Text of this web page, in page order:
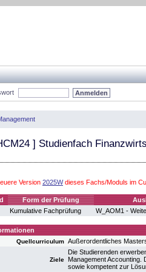
] Studienfach
Version 2025Wdieses Fachs/Moduls im
Form der Prüfung
Kumulative Fachprüfung W_AOM1 -
Quellcurriculum Außerordentliches
Ziele
Die Studierenden
Management Accounting.
sowie kompetent zur